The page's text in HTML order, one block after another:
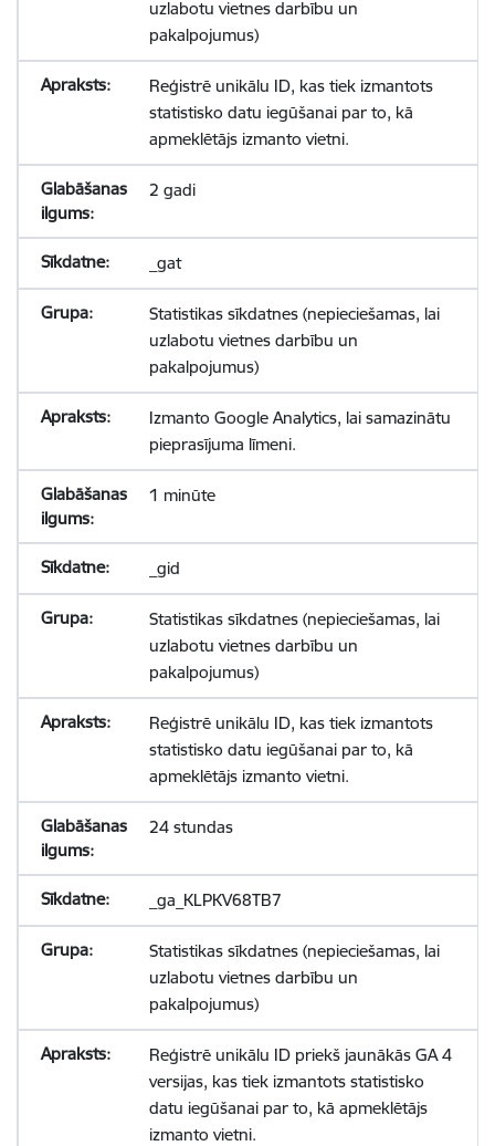
uzlabotu vietnes darbību un
pakalpojumus)
Reģistrē unikālu ID, kas tiek izmantots
statistisko datu iegūšanai par to, kā
apmeklētājs izmanto vietni.
2 gadi
_gat
Statistikas sīkdatnes (nepieciešamas, lai
uzlabotu vietnes darbību un
pakalpojumus)
Izmanto Google Analytics, lai samazinātu
pieprasījuma līmeni.
1 minūte
_gid
Statistikas sīkdatnes (nepieciešamas, lai
uzlabotu vietnes darbību un
pakalpojumus)
Reģistrē unikālu ID, kas tiek izmantots
statistisko datu iegūšanai par to, kā
apmeklētājs izmanto vietni.
24 stundas
_ga_KLPKV68TB7
Statistikas sīkdatnes (nepieciešamas, lai
uzlabotu vietnes darbību un
pakalpojumus)
Reģistrē unikālu ID priekš jaunākās GA 4
versijas, kas tiek izmantots statistisko
datu iegūšanai par to, kā apmeklētājs
izmanto vietni.